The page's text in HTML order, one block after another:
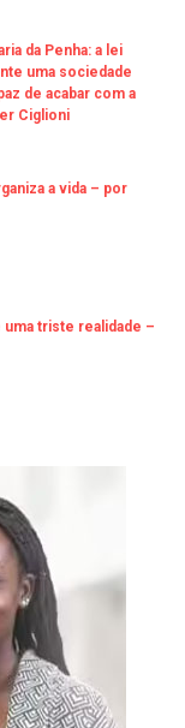
da Penha: a lei
uma sociedade
de acabar com a
Ciglioni
a vida – por
triste realidade –